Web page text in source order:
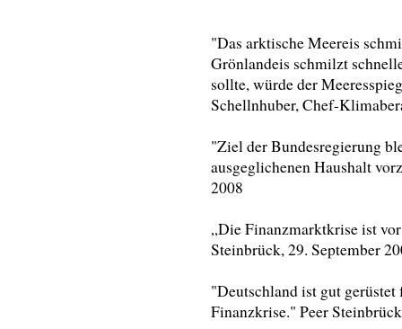
"Das arktische Meereis
Grönlandeis schmilzt
sollte, würde der
Schellnhuber, Chef-
"Ziel der Bundesregierung
ausgeglichenen Haushalt
2008
„Die Finanzmarktkrise ist
Steinbrück, 29. September
"Deutschland ist gut
Finanzkrise." Peer